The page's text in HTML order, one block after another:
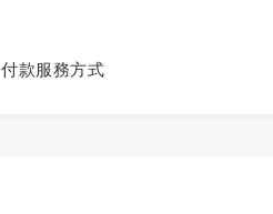
付款服務方式